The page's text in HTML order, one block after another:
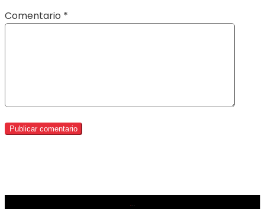
Comentario *